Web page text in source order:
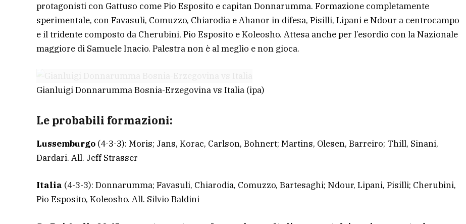
protagonisti con Gattuso come Pio Esposito e capitan Donnarumma. Formazione completamente
sperimentale, con Favasuli, Comuzzo, Chiarodia e Ahanor in difesa, Pisilli, Lipani e Ndour a centrocampo
e il tridente composto da Cherubini, Pio Esposito e Koleosho. Attesa anche per l’esordio con la Nazionale
maggiore di Samuele Inacio. Palestra non è al meglio e non gioca.
Gianluigi Donnarumma Bosnia-Erzegovina vs Italia (ipa)
Le probabili formazioni:
Lussemburgo (4-3-3): Moris; Jans, Korac, Carlson, Bohnert; Martins, Olesen, Barreiro; Thill, Sinani,
Dardari. All. Jeff Strasser
Italia (4-3-3): Donnarumma; Favasuli, Chiarodia, Comuzzo, Bartesaghi; Ndour, Lipani, Pisilli; Cherubini,
Pio Esposito, Koleosho. All. Silvio Baldini